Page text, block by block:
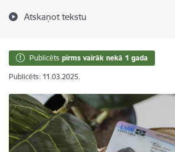
Atskaņot tekstu
Publicēts pirms vairāk nekā 1 gada
Publicēts: 11.03.2025.